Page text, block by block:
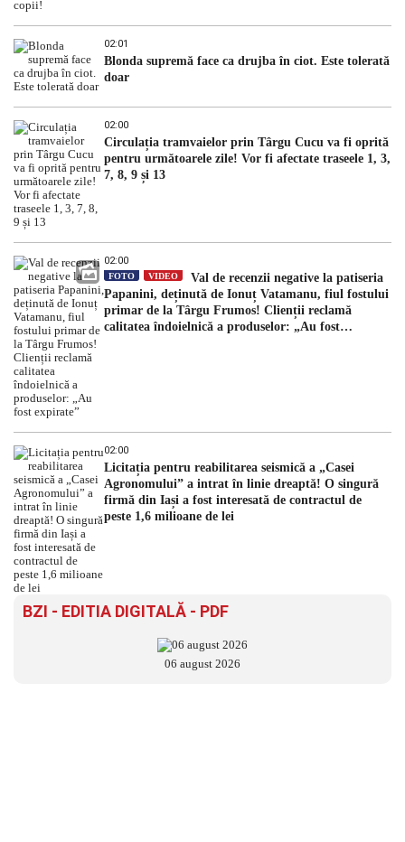
02:01
Blonda supremă face ca drujba în ciot. Este tolerată
doar
02:00
Circulația tramvaielor prin Târgu Cucu va fi oprită
pentru următoarele zile! Vor fi afectate traseele 1, 3,
7, 8, 9 și 13
02:00
FOTO VIDEO
Val de recenzii negative la patiseria
Papanini, deținută de Ionuț Vatamanu, fiul fostului
primar de la Târgu Frumos! Clienții reclamă
calitatea îndoielnică a produselor: „Au fost
02:00
Licitația pentru reabilitarea seismică a „Casei
Agronomului” a intrat în linie dreaptă! O singură
firmă din Iași a fost interesată de contractul de
peste 1,6 milioane de lei
BZI - EDITIA DIGITALĂ - PDF
06 august 2026